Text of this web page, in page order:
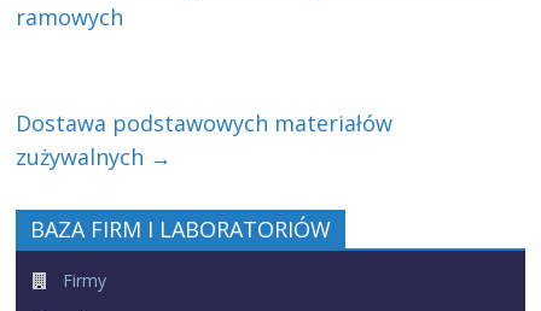
ramowych
Dostawa podstawowych materiałów
zużywalnych →
BAZA FIRM I LABORATORIÓW
Firmy